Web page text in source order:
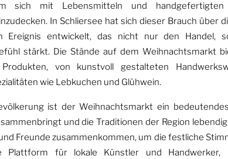
sich mit Lebensmitteln und
In Schliersee hat sich dieser Brauch über
Ereignis entwickelt, das nicht nur den Handel,
stärkt. Die Stände auf dem Weihnachtsmarkt
von kunstvoll gestalteten
wie Lebkuchen und Glühwein.
ist der Weihnachtsmarkt ein
und die Traditionen der Region
Freunde zusammenkommen, um die festliche
Plattform für lokale Künstler und Handwerker,